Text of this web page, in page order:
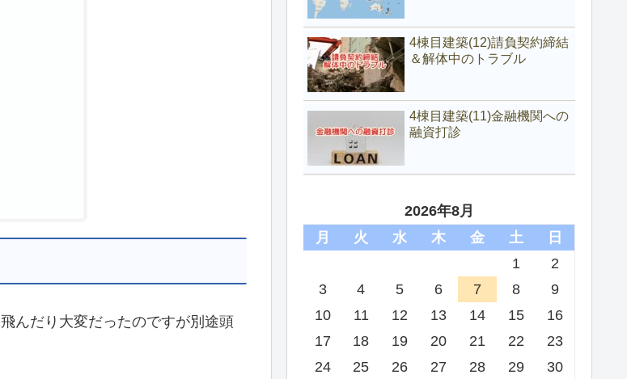
んだり大変だったのですが別途頭
4棟目建築(12)請負契約締結
＆解体中のトラブル
4棟目建築(11)金融機関への
融資打診
2026年8月
月
火 水 木 金 土
日
1
2
3
4 5 6 7 8
9
10
11 12 13 14 15
16
17
18 19 20 21 22
23
24
25 26 27 28 29
30